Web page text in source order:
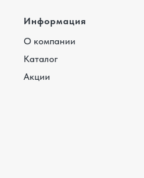
Информация
О компании
Каталог
Акции